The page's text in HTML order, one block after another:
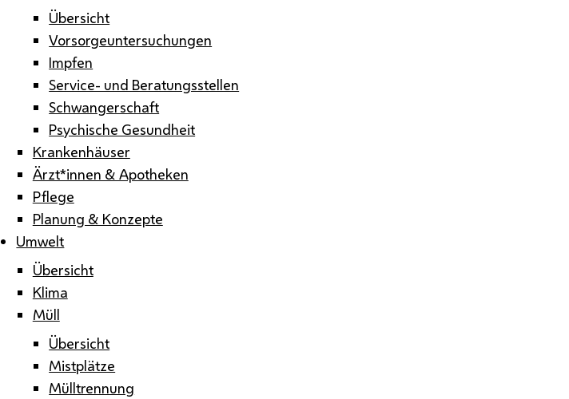
Übersicht
Vorsorgeuntersuchungen
Impfen
Service- und Beratungsstellen
Schwangerschaft
Psychische Gesundheit
Krankenhäuser
Ärzt*innen & Apotheken
Pflege
Planung & Konzepte
Umwelt
Übersicht
Klima
Müll
Übersicht
Mistplätze
Mülltrennung